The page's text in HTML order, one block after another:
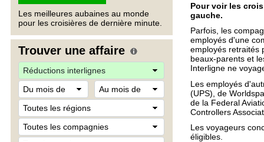
Les meilleures aubaines au monde
pour les croisières de dernière minute.
Trouver une affaire
Pour voir les
gauche.
Parfois, les
employés d'une
employés retraités
beaux-parents et
Interligne ne
Les employés
(UPS), de
de la Federal
Controllers
Les voyageurs
éligibles.